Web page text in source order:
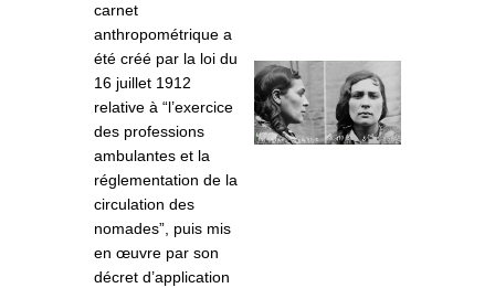
carnet
anthropométrique a
été créé par la loi du
16 juillet 1912
relative à “l’exercice
des professions
ambulantes et la
réglementation de la
circulation des
nomades”, puis mis
en œuvre par son
décret d’application